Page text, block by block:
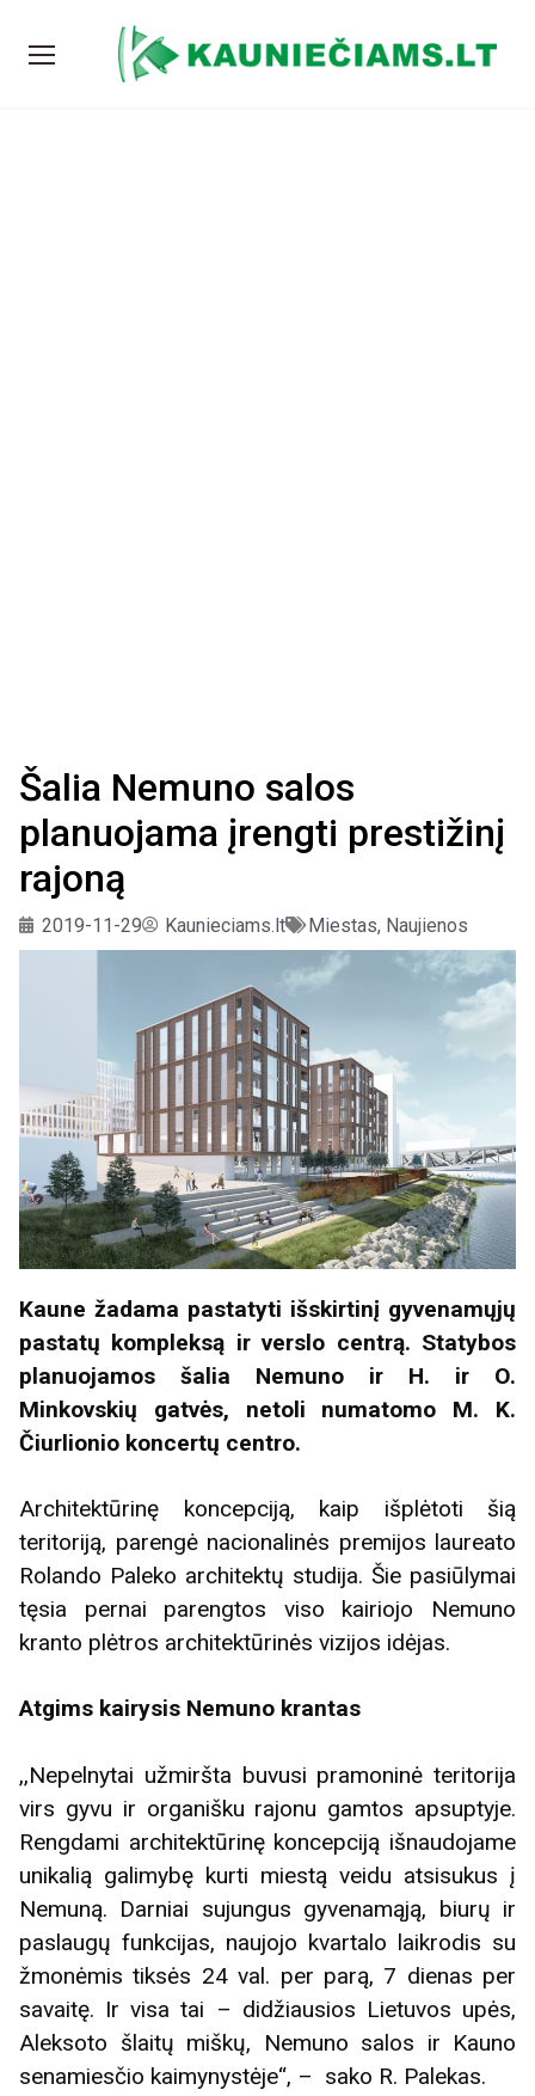
Šalia Nemuno salos
planuojama įrengti prestižinį
rajoną
2019-11-29 Kaunieciams.lt Miestas, Naujienos
Kaune žadama pastatyti išskirtinį gyvenamųjų
pastatų kompleksą ir verslo centrą. Statybos
planuojamos šalia Nemuno ir H. ir O.
Minkovskių gatvės, netoli numatomo M. K.
Čiurlionio koncertų centro.
Architektūrinę koncepciją, kaip išplėtoti šią
teritoriją, parengė nacionalinės premijos laureato
Rolando Paleko architektų studija. Šie pasiūlymai
tęsia pernai parengtos viso kairiojo Nemuno
kranto plėtros architektūrinės vizijos idėjas.
Atgims kairysis Nemuno krantas
,,Nepelnytai užmiršta buvusi pramoninė teritorija
virs gyvu ir organišku rajonu gamtos apsuptyje.
Rengdami architektūrinę koncepciją išnaudojame
unikalią galimybę kurti miestą veidu atsisukus į
Nemuną. Darniai sujungus gyvenamąją, biurų ir
paslaugų funkcijas, naujojo kvartalo laikrodis su
žmonėmis tiksės 24 val. per parą, 7 dienas per
savaitę. Ir visa tai – didžiausios Lietuvos upės,
Aleksoto šlaitų miškų, Nemuno salos ir Kauno
senamiesčio kaimynystėje“, – sako R. Palekas.